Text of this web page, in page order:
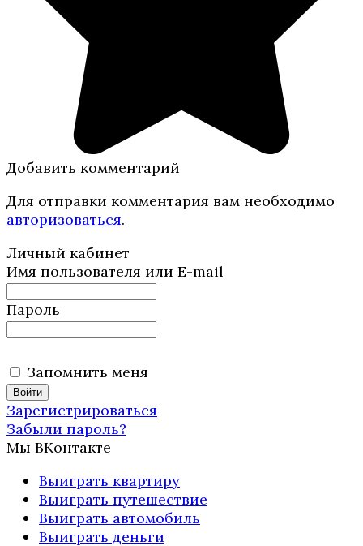
Добавить комментарий
Для отправки комментария вам необходимо
авторизоваться.
Личный кабинет
Имя пользователя или E-mail
Пароль
Запомнить меня
Зарегистрироваться
Забыли пароль?
Мы ВКонтакте
Выиграть квартиру
Выиграть путешествие
Выиграть автомобиль
Выиграть деньги